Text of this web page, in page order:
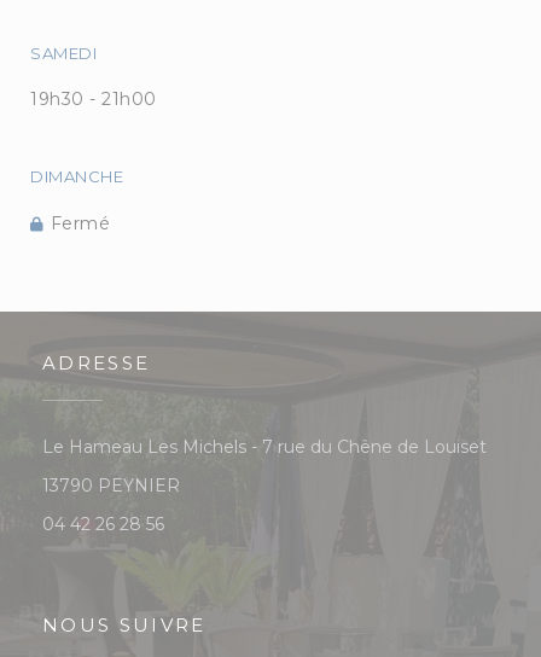
SAMEDI
19h30 - 21h00
DIMANCHE
Fermé
ADRESSE
Le Hameau Les Michels - 7 rue du Chêne de Louiset
13790 PEYNIER
04 42 26 28 56
NOUS SUIVRE